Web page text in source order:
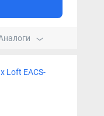
Loft EACS-